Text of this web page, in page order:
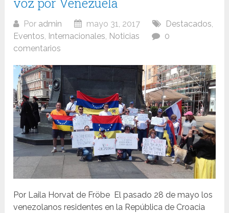
Por admin mayo 31, 2017 Destacados,
Eventos, Internacionales, Noticias
0
comentarios
Por Laila Horvat de Fröbe El pasado 28 de mayo los
venezolanos residentes en la República de Croacia